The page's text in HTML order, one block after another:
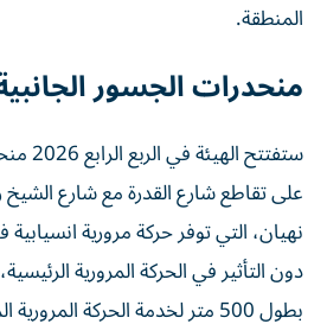
المنطقة.
منحدرات الجسور
على تقاطع شارع القدرة مع شارع
نهيان، التي توفر حركة مرورية
دون التأثير في الحركة المرورية
بطول 500 متر لخدمة الحركة